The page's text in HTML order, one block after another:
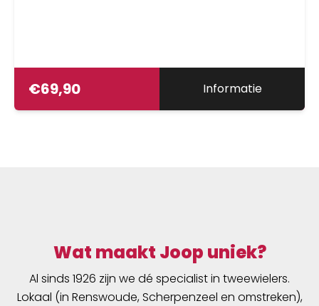
€69,90 Informatie
Wat maakt Joop uniek?
Al sinds 1926 zijn we dé specialist in tweewielers.
Lokaal (in Renswoude, Scherpenzeel en omstreken),